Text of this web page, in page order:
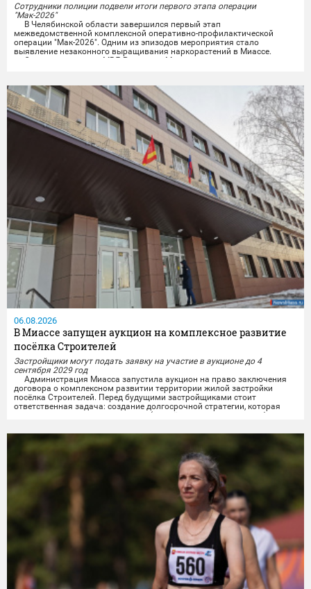
Сотрудники полиции подвели итоги первого этапа операции
"Мак-2026"
В Челябинской области завершился первый этап
межведомственной комплексной оперативно-профилактической
операции "Мак-2026". Одним из эпизодов мероприятия стало
выявление незаконного выращивания наркорастений в Миассе.
Сотрудники отдела МВД России по Миассу совместно с
жителя,...
06.08.2026
В Миассе запущен аукцион на комплексное развитие
посёлка Строителей
Застройщики могут подать заявку на участие в аукционе до 4
сентября 2029 год
Администрация Миасса запустила аукцион на право заключения
договора о комплексном развитии территории жилой застройки
посёлка Строителей.️ Перед будущими застройщиками стоит
ответственная задача: создание долгосрочной стратегии, которая
свяжет разные важные элементы (жильё, транспорт, досуг, рабочие
улучшили повседневную жизнь...